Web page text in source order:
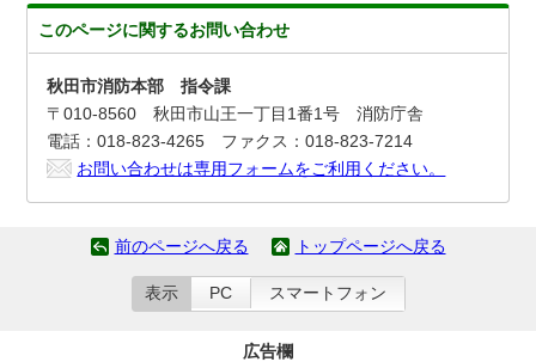
このページに関するお問い合わせ
秋田市消防本部 指令課
〒010-8560 秋田市山王一丁目1番1号 消防庁舎
電話：018-823-4265 ファクス：018-823-7214
お問い合わせは専用フォームをご利用ください。
前のページへ戻る トップページへ戻る
表示 PC スマートフォン
広告欄